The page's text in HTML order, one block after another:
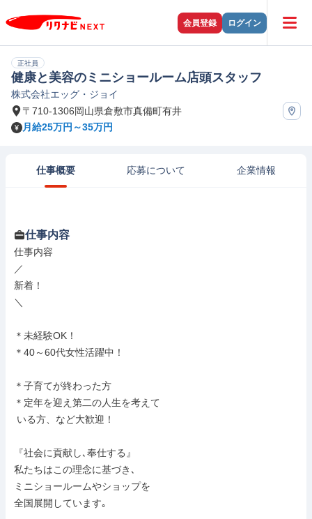
会員登録 ログイン
正社員
健康と美容のミニショールーム店頭スタッフ
株式会社エッグ・ジョイ
〒710-1306岡山県倉敷市真備町有井
月給25万円～35万円
仕事概要 応募について 企業情報
仕事内容
仕事内容
／
新着！
＼
＊未経験OK！
＊40～60代女性活躍中！
＊子育てが終わった方
＊定年を迎え第二の人生を考えて
『社会に貢献し､奉仕する』
私たちはこの理念に基づき､
ミニショールームやショップを
全国展開しています｡